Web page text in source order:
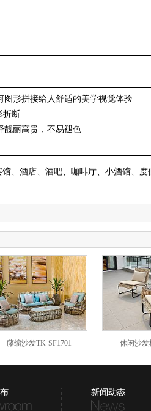
图形拼接给人舒适的美学视觉体验
折断
靓丽高贵，不易褪色
、酒店、酒吧、咖啡厅、小酒馆、
藤编沙发TK-SF1701 休闲沙发